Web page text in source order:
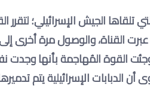
بعد صدمة العبور التي تلقاها الجيش
القناة، والوصول مرة أخرى إلى
القوة المُهاجمة بأنها وجدت
الإسرائيلية يتم